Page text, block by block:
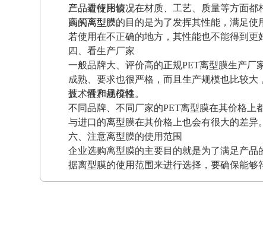
产品进行比较，在材质、工艺、质量等方面都
高的离型膜。
三、看使用情况
购买离型膜的目的是为了发挥其性能，满足使
若使用在不正确的地方，其性能也不能得到更
四、看生产厂家
一般品牌大、评价高的正规PET离型膜生产厂
成熟、要求也很严格，而且生产规模也比较大
技术性和规模性。
五、看产品价格
不同品牌、不同厂家的PET离型膜在其价格上
与进口的离型膜在其价格上也会有很大的差异。
六、注意离型膜的使用范围
企业选购离型膜的主要目的就是为了满足产品
据离型膜的使用范围来进行选择，要确保能够